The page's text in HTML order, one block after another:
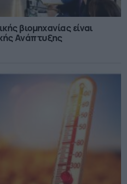
βιομηχανίας είναι
Ανάπτυξης